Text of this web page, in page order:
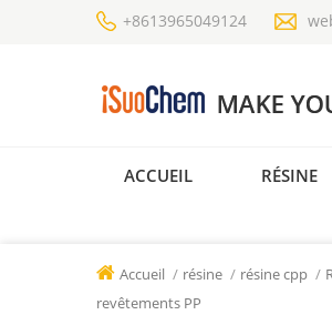
+8613965049124
ACCUEIL RÉSINE
Accueil / résine / résine cpp /
revêtements PP